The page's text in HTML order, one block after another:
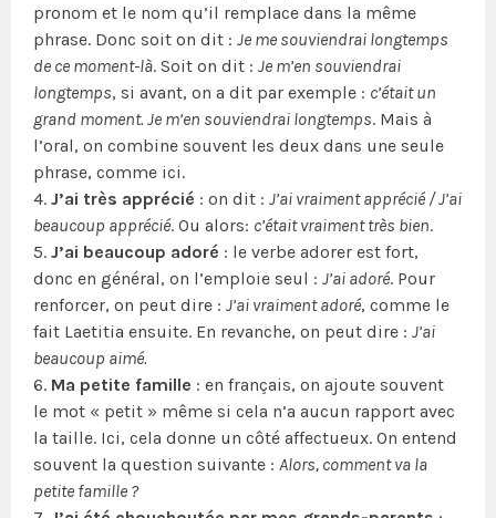
pronom et le nom qu’il remplace dans la même
phrase. Donc soit on dit :Je me souviendrai longtemps
de ce moment-là. Soit on dit :Je m’en souviendrai
longtemps, si avant, on a dit par exemple : c’était un
grand moment. Je m’en souviendrai longtemps. Mais à
l’oral, on combine souvent les deux dans une seule
phrase, comme ici.
4.J’ai très apprécié : on dit :J’ai vraiment apprécié / J’ai
beaucoup apprécié. Ou alors: c’était vraiment très bien.
5.J’ai beaucoup adoré : le verbe adorer est fort,
donc en général, on l’emploie seul :J’ai adoré. Pour
renforcer, on peut dire :J’ai vraiment adoré, comme le
fait Laetitia ensuite. En revanche, on peut dire :J’ai
beaucoup aimé.
6. Ma petite famille : en français, on ajoute souvent
le mot « petit » même si cela n’a aucun rapport avec
la taille. Ici, cela donne un côté affectueux. On entend
souvent la question suivante : Alors, comment va la
petite famille ?